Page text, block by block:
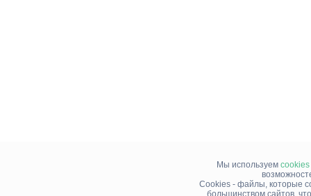
Мы используем cookies
Cookies - файлы, которые
большинством сайтов,